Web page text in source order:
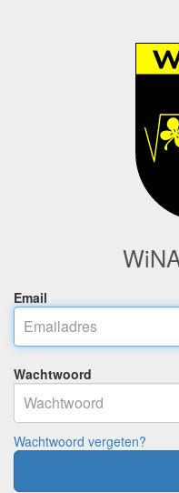
Email
Wachtwoord
Wachtwoord vergeten?